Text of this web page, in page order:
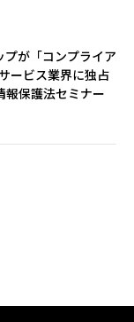
が「コンプライア
ービス業界に独占
報保護法セミナー